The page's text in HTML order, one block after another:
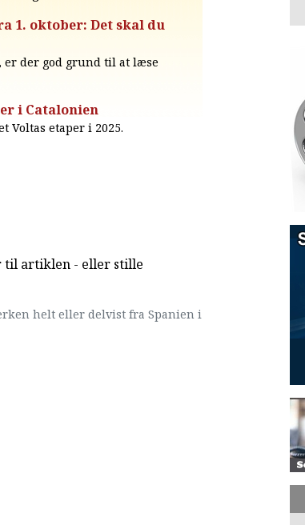
1. oktober: Det skal du
er der god grund til at læse
i Catalonien
Voltas etaper i 2025.
til artiklen - eller stille
helt eller delvist fra Spanien i